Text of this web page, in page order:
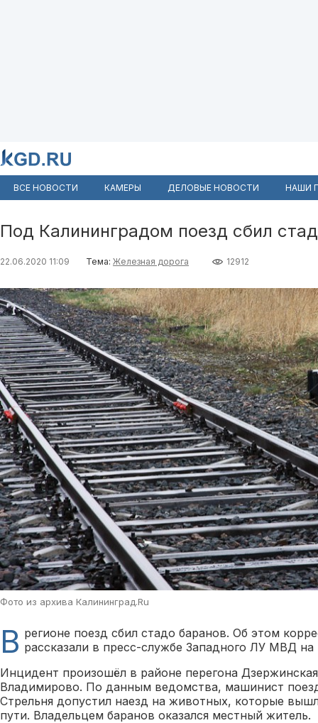
ВСЕ НОВОСТИ КАМЕРЫ ДЕЛОВЫЕ НОВОСТИ НАШИ
Под Калининградом поезд сбил
22.06.2020 11:09 Тема: Железная дорога 12912
Фото из архива Калининград.Ru
В регионе поезд сбил стадо баранов. Об этом
рассказали в пресс-службе Западного ЛУ МВД на
Инцидент произошёл в районе перегона
Владимирово. По данным ведомства, машинист
Стрельня допустил наезд на животных, которые
пути. Владельцем баранов оказался местный житель.